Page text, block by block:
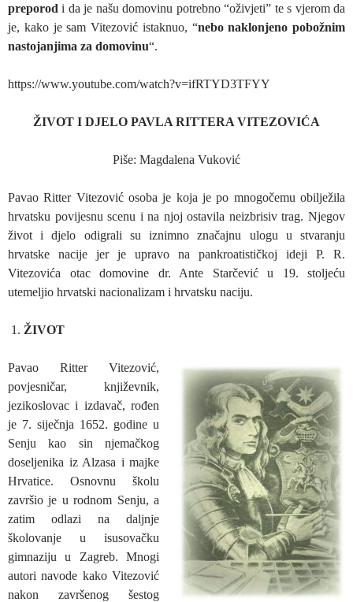
preporod i da je našu domovinu potrebno “oživjeti” te s vjerom da
je, kako je sam Vitezović istaknuo, “nebo naklonjeno pobožnim
nastojanjima za domovinu“.
https://www.youtube.com/watch?v=ifRTYD3TFYY
ŽIVOT I DJELO PAVLA RITTERA VITEZOVIĆA
Piše: Magdalena Vuković
Pavao Ritter Vitezović osoba je koja je po mnogočemu obilježila
hrvatsku povijesnu scenu i na njoj ostavila neizbrisiv trag. Njegov
život i djelo odigrali su iznimno značajnu ulogu u stvaranju
hrvatske nacije jer je upravo na pankroatističkoj ideji P. R.
Vitezovića otac domovine dr. Ante Starčević u 19. stoljeću
utemeljio hrvatski nacionalizam i hrvatsku naciju.
ŽIVOT
Pavao Ritter Vitezović,
povjesničar, književnik,
jezikoslovac i izdavač, rođen
je 7. siječnja 1652. godine u
Senju kao sin njemačkog
doseljenika iz Alzasa i majke
Hrvatice. Osnovnu školu
završio je u rodnom Senju, a
zatim odlazi na daljnje
školovanje u isusovačku
gimnaziju u Zagreb. Mnogi
autori navode kako Vitezović
nakon završenog šestog